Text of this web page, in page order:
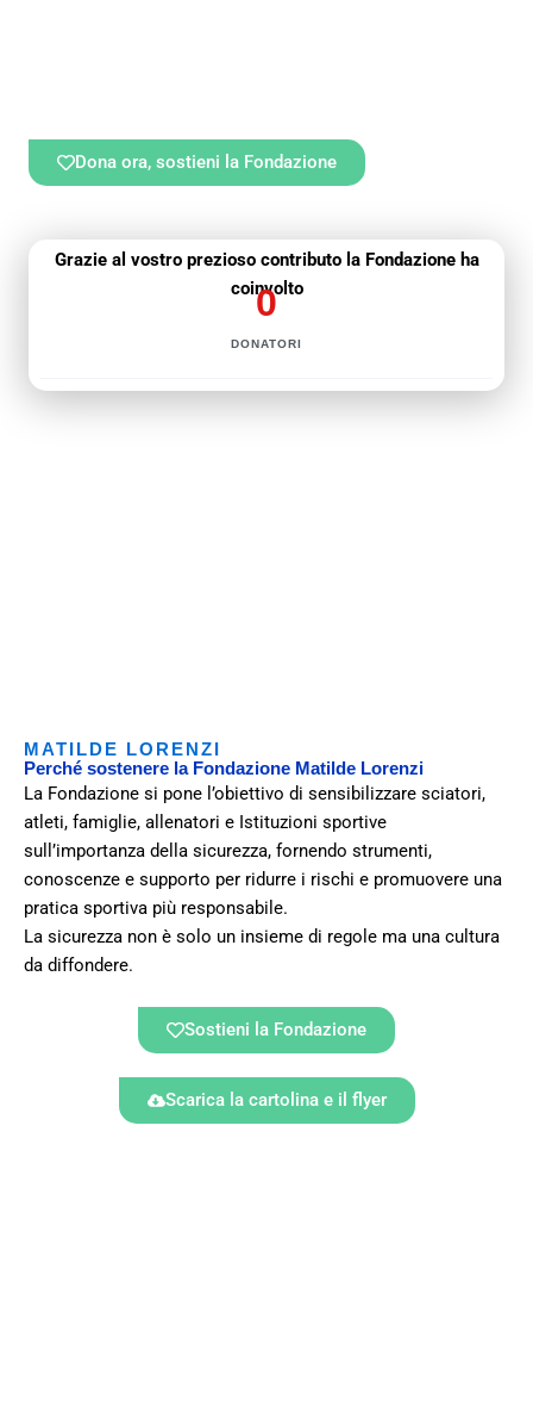
Dona ora, sostieni la Fondazione
Grazie al vostro prezioso contributo la Fondazione ha
coinvolto
DONATORI
0
MATILDE LORENZI
Perché sostenere la Fondazione Matilde Lorenzi
La Fondazione si pone l’obiettivo di sensibilizzare sciatori,
atleti, famiglie, allenatori e Istituzioni sportive
sull’importanza della sicurezza, fornendo strumenti,
conoscenze e supporto per ridurre i rischi e promuovere una
pratica sportiva più responsabile.
La sicurezza non è solo un insieme di regole ma una cultura
da diffondere.
Sostieni la Fondazione
Scarica la cartolina e il flyer